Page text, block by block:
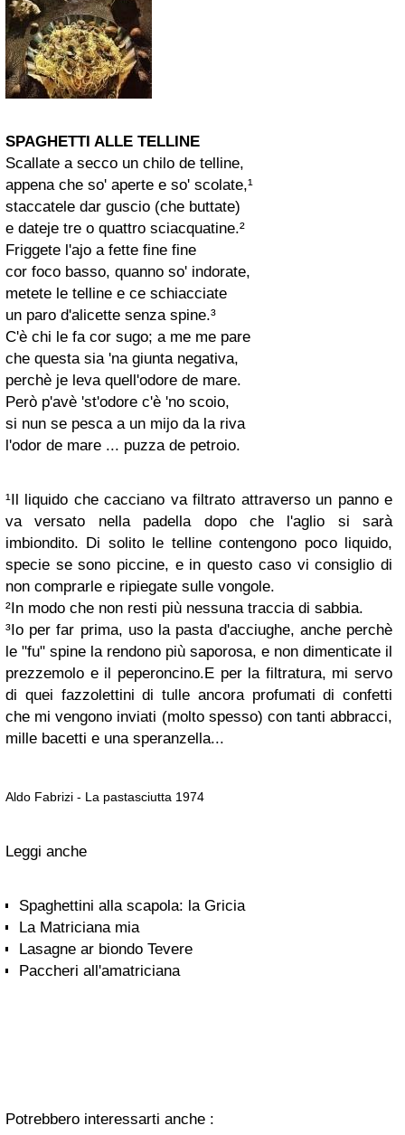
SPAGHETTI ALLE TELLINE
Scallate a secco un chilo de telline,
appena che so' aperte e so' scolate,¹
staccatele dar guscio (che buttate)
e dateje tre o quattro sciacquatine.²
Friggete l'ajo a fette fine fine
cor foco basso, quanno so' indorate,
metete le telline e ce schiacciate
un paro d'alicette senza spine.³
C'è chi le fa cor sugo; a me me pare
che questa sia 'na giunta negativa,
perchè je leva quell'odore de mare.
Però p'avè 'st'odore c'è 'no scoio,
si nun se pesca a un mijo da la riva
l'odor de mare ... puzza de petroio.
¹Il liquido che cacciano va filtrato attraverso un panno e
va versato nella padella dopo che l'aglio si sarà
imbiondito. Di solito le telline contengono poco liquido,
specie se sono piccine, e in questo caso vi consiglio di
non comprarle e ripiegate sulle vongole.
²In modo che non resti più nessuna traccia di sabbia.
³Io per far prima, uso la pasta d'acciughe, anche perchè
le "fu" spine la rendono più saporosa, e non dimenticate il
prezzemolo e il peperoncino. E per la filtratura, mi servo
di quei fazzolettini di tulle ancora profumati di confetti
che mi vengono inviati (molto spesso) con tanti abbracci,
mille bacetti e una speranzella...
Aldo Fabrizi - La pastasciutta 1974
Leggi anche
Spaghettini alla scapola: la Gricia
La Matriciana mia
Lasagne ar biondo Tevere
Paccheri all'amatriciana
Potrebbero interessarti anche :